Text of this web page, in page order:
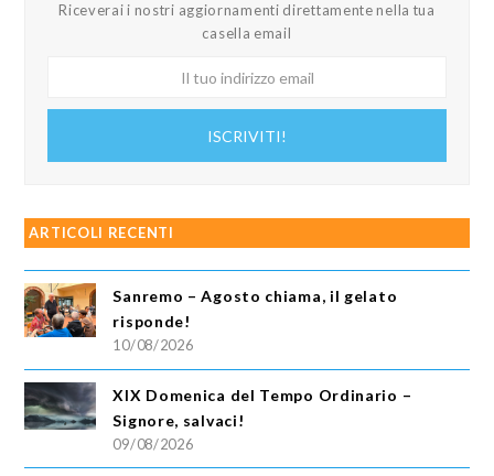
Riceverai i nostri aggiornamenti direttamente nella tua
casella email
ISCRIVITI!
ARTICOLI RECENTI
Sanremo – Agosto chiama, il gelato
risponde!
10/08/2026
XIX Domenica del Tempo Ordinario –
Signore, salvaci!
09/08/2026